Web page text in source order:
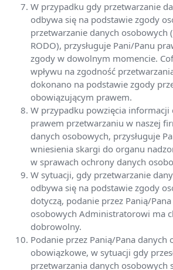
W przypadku gdy przetwarzanie
odbywa się na podstawie zgody
przetwarzanie danych osobowych
RODO), przysługuje Pani/Panu
zgody w dowolnym momencie.
wpływu na zgodność
dokonano na podstawie zgody
obowiązującym prawem.
W przypadku powzięcia informacji
prawem przetwarzaniu w naszej
danych osobowych, przysługuje
wniesienia skargi do organu
w sprawach ochrony danych
W sytuacji, gdy przetwarzanie
odbywa się na podstawie zgody
dotyczą, podanie przez Panią/
osobowych Administratorowi ma
dobrowolny.
Podanie przez Panią/Pana danych
obowiązkowe, w sytuacji gdy
przetwarzania danych osobowych